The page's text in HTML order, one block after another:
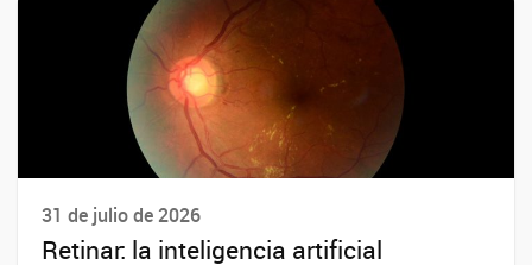
31 de julio de 2026
Retinar: la inteligencia artificial